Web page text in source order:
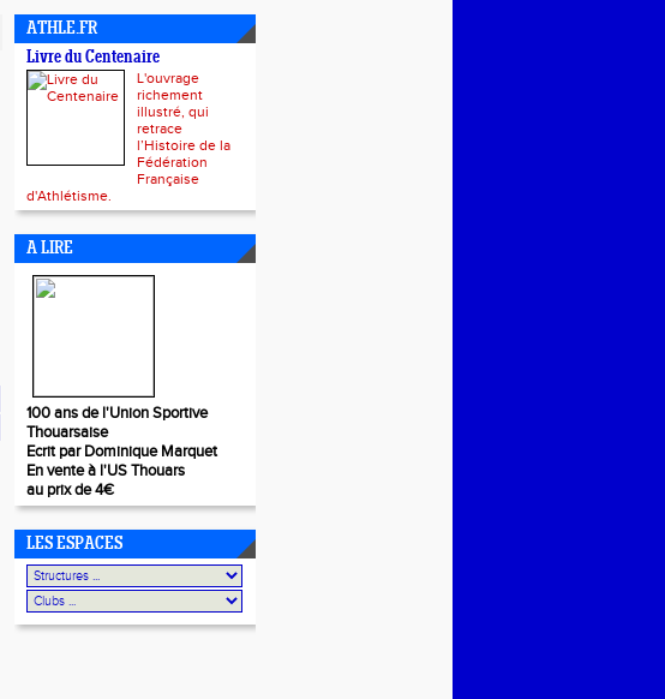
ATHLE.FR
Livre du Centenaire
L'ouvrage
richement
illustré, qui
retrace
l’Histoire de la
Fédération
Française
d'Athlétisme.
A LIRE
100 ans de l'Union Sportive
Thouarsaise
Ecrit par Dominique Marquet
En vente à l'US Thouars
au prix de 4€
LES ESPACES